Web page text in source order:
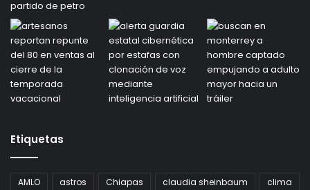
Etiquetas
AMLO astros Chiapas claudia sheinbaum
clima